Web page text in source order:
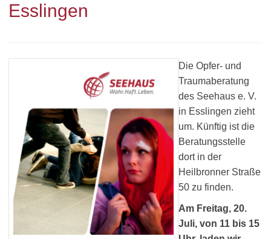
Esslingen
Die Opfer- und
Traumaberatung
des Seehaus e. V.
in Esslingen zieht
um. Künftig ist die
Beratungsstelle
dort in der
Heilbronner Straße
50 zu finden.
Am Freitag, 20.
Juli, von 11 bis 15